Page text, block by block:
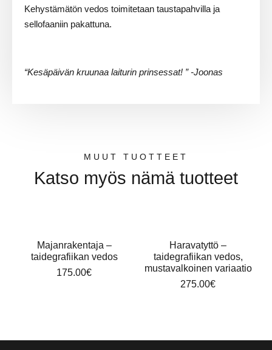
Kehystämätön vedos toimitetaan taustapahvilla ja
sellofaaniin pakattuna.
“Kesäpäivän kruunaa laiturin prinsessat! ” -Joonas
MUUT TUOTTEET
Katso myös nämä tuotteet
Majanrakentaja –
taidegrafiikan vedos
175.00€
Haravatyttö –
taidegrafiikan vedos,
mustavalkoinen variaatio
275.00€